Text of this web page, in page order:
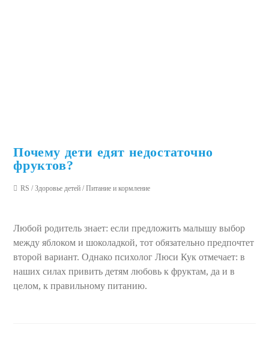
Почему дети едят недостаточно
фруктов?
RS / Здоровье детей / Питание и кормление
Любой родитель знает: если предложить малышу выбор
между яблоком и шоколадкой, тот обязательно предпочтет
второй вариант. Однако психолог Люси Кук отмечает: в
наших силах привить детям любовь к фруктам, да и в
целом, к правильному питанию.